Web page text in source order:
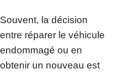
Souvent, la décision
entre réparer le véhicule
endommagé ou en
obtenir un nouveau est